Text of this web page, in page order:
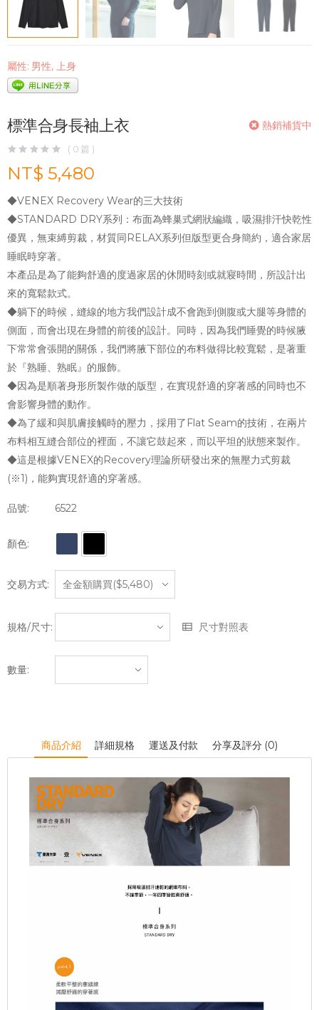
屬性: 男性, 上身
熱銷補貨中
標準合身長袖上衣
( 0 篇 )
NT$ 5,480
◆VENEX Recovery Wear的三大技術
◆STANDARD DRY系列：布面為蜂巢式網狀編織，吸濕排汗快乾性
優異，無束縛剪裁，材質同RELAX系列但版型更合身簡約，適合家居
睡眠時穿著。
本產品是為了能夠舒適的度過家居的休閒時刻或就寢時間，所設計出
來的寬鬆款式。
◆躺下的時候，縫線的地方我們設計成不會跑到側腹或大腿等身體的
側面，而會出現在身體的前後的設計。同時，因為我們睡覺的時候腋
下常常會張開的關係，我們將腋下部位的布料做得比較寬鬆，是著重
於『熟睡、熟眠』的服飾。
◆因為是順著身形所製作做的版型，在實現舒適的穿著感的同時也不
會影響身體的動作。
◆為了緩和與肌膚接觸時的壓力，採用了Flat Seam的技術，在兩片
布料相互縫合部位的裡面，不讓它鼓起來，而以平坦的狀態來製作。
◆這是根據VENEX的Recovery理論所研發出來的無壓力式剪裁
(※1)，能夠實現舒適的穿著感。
品號: 6522
顏色:
交易方式:
規格/尺寸: 尺寸對照表
數量:
商品介紹 詳細規格 運送及付款 分享及評分 (0)